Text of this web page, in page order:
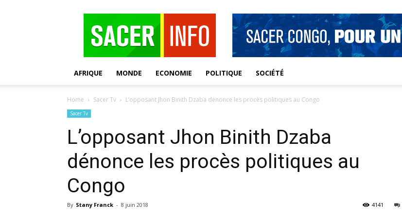
AFRIQUE MONDE ECONOMIE POLITIQUE SOCIÉTÉ
Home Sacer Tv L’opposant Jhon Binith Dzaba dénonce les procès politiques au Congo
Sacer Tv
L’opposant Jhon Binith Dzaba
dénonce les procès politiques au
Congo
By Stany Franck - 8 juin 2018 4141